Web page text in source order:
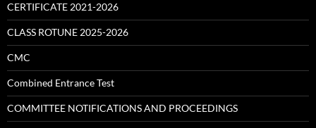
CERTIFICATE 2021-2026
CLASS ROTUNE 2025-2026
CMC
Combined Entrance Test
COMMITTEE NOTIFICATIONS AND PROCEEDINGS